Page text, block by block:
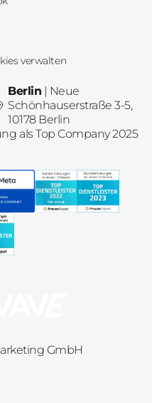
verwalten
Berlin | Neue
Schönhauserstraße 3-5,
10178 Berlin
GmbH